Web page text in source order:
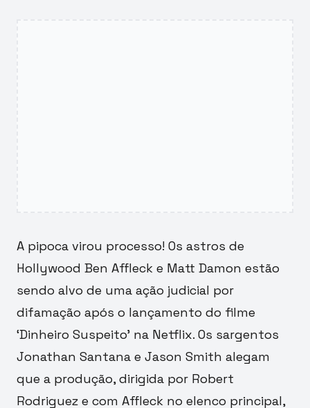
A pipoca virou processo! Os astros de
Hollywood Ben Affleck e Matt Damon estão
sendo alvo de uma ação judicial por
difamação após o lançamento do filme
‘Dinheiro Suspeito’ na Netflix. Os sargentos
Jonathan Santana e Jason Smith alegam
que a produção, dirigida por Robert
Rodriguez e com Affleck no elenco principal,